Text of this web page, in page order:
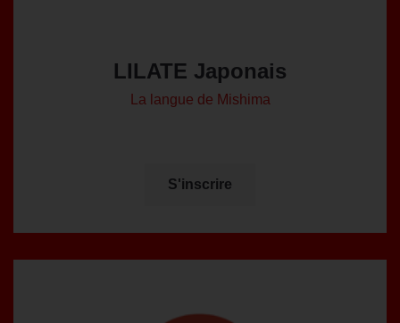
LILATE Japonais
La langue de Mishima
S'inscrire